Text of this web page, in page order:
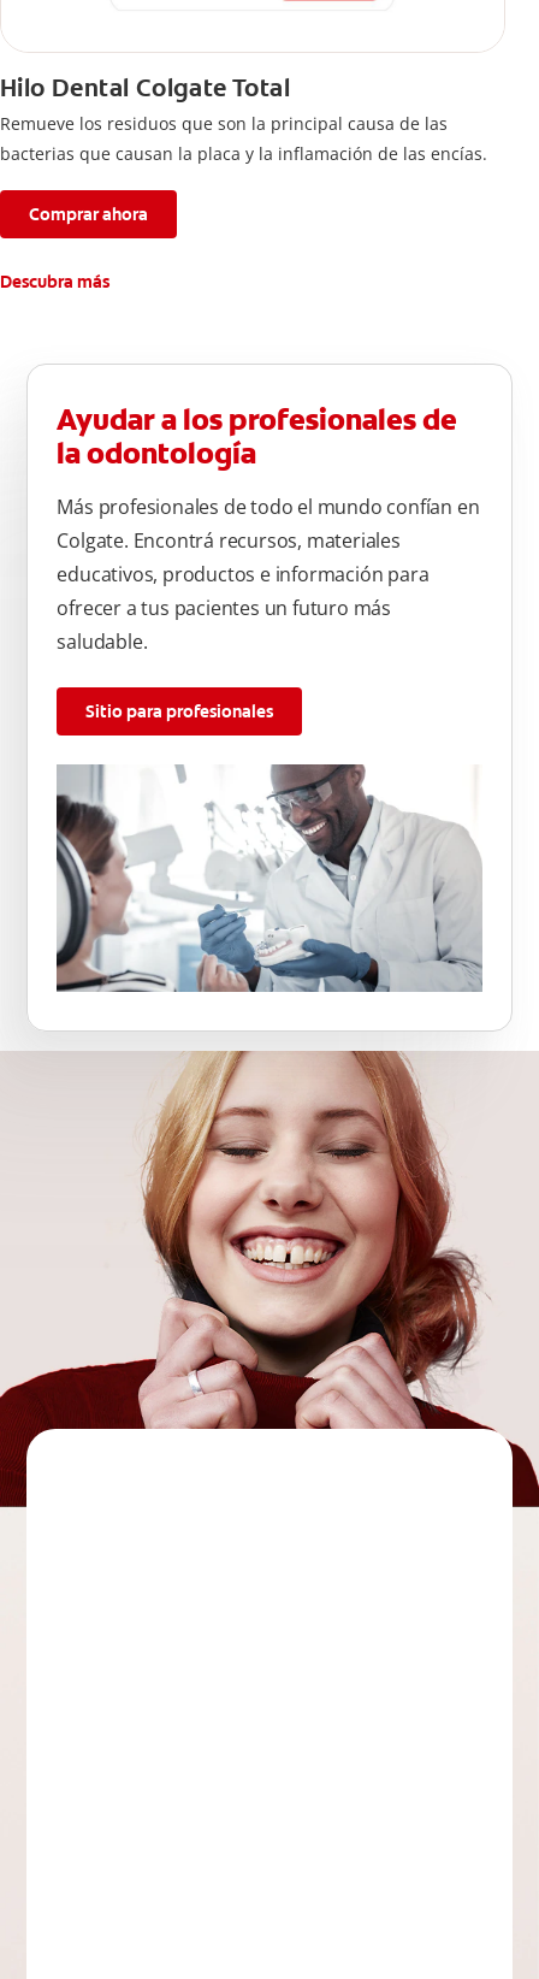
Hilo Dental Colgate Total
Remueve los residuos que son la principal causa de las
bacterias que causan la placa y la inflamación de las encías.
Comprar ahora
Descubra más
Ayudar a los profesionales de
la odontología
Más profesionales de todo el mundo confían en
Colgate. Encontrá recursos, materiales
educativos, productos e información para
ofrecer a tus pacientes un futuro más
saludable.
Sitio para profesionales